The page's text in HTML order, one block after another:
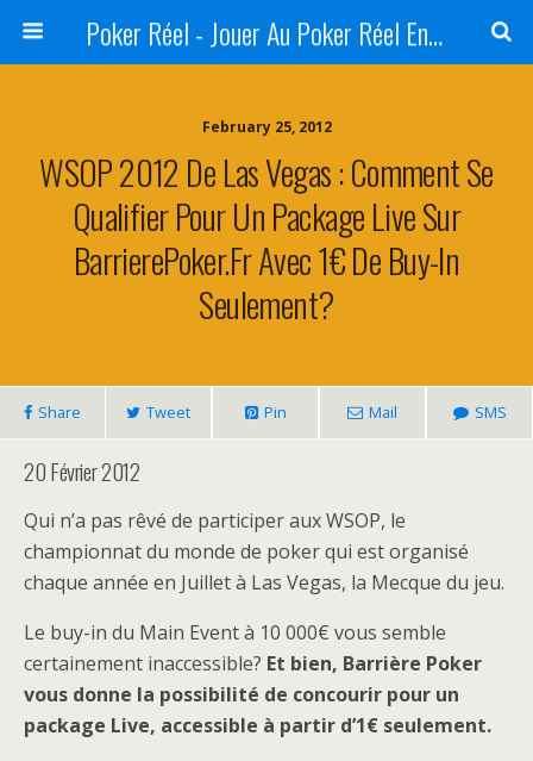
Poker Réel - Jouer Au Poker Réel En Ligne - Sites De Jeux Réels
February 25, 2012
WSOP 2012 De Las Vegas : Comment Se
Qualifier Pour Un Package Live Sur
BarrierePoker.fr Avec 1€ De Buy-In
Seulement?
Share Tweet Pin Mail SMS
20 Février 2012
Qui n’a pas rêvé de participer aux WSOP, le
championnat du monde de poker qui est organisé
chaque année en Juillet à Las Vegas, la Mecque du jeu.
Le buy-in du Main Event à 10 000€ vous semble
certainement inaccessible? Et bien, Barrière Poker
vous donne la possibilité de concourir pour un
package Live, accessible à partir d’1€ seulement.